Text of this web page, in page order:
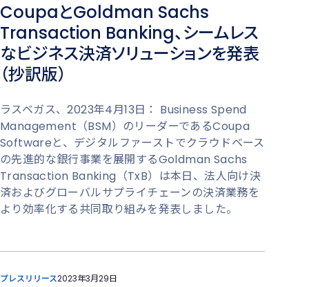
CoupaとGoldman Sachs
Transaction Banking、シームレス
なビジネス決済ソリューションを発表
（抄訳版）
ラスベガス、2023年4月13日： Business Spend
Management（BSM）のリーダーであるCoupa
Softwareと、デジタルファーストでクラウドベース
の先進的な銀行事業を展開するGoldman Sachs
Transaction Banking（TxB）は本日、法人向け決
済およびグローバルサプライチェーンの決済業務を
より効率化する共同取り組みを発表しました。
プレスリリース2023年3月29日